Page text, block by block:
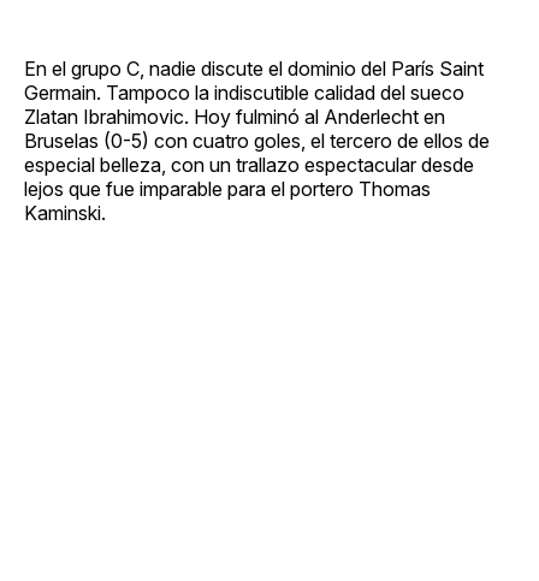
En el grupo C, nadie discute el dominio del París Saint
Germain. Tampoco la indiscutible calidad del sueco
Zlatan Ibrahimovic. Hoy fulminó al Anderlecht en
Bruselas (0-5) con cuatro goles, el tercero de ellos de
especial belleza, con un trallazo espectacular desde
lejos que fue imparable para el portero Thomas
Kaminski.